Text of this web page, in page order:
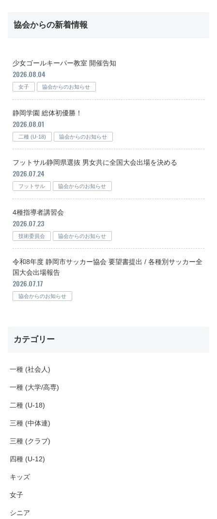
協会からの新着情報
少女ゴールキーパー教室 開催告知
2026.08.04
女子 協会からのお知らせ
静岡学園 総体初優勝！
2026.08.01
二種 (U-18) 協会からのお知らせ
フットサル静岡県選抜 男女共に全国大会出場を決める
2026.07.24
フットサル 協会からのお知らせ
4種指導者講習会
2026.07.23
技術委員会 協会からのお知らせ
令和8年度 静岡市サッカー協会 要望書提出 / 各種別サッカー全
国大会出場報告
2026.07.17
協会からのお知らせ
カテゴリー
一種 (社会人)
一種 (大学/高専)
二種 (U-18)
三種 (中体連)
三種 (クラブ)
四種 (U-12)
キッズ
女子
シニア